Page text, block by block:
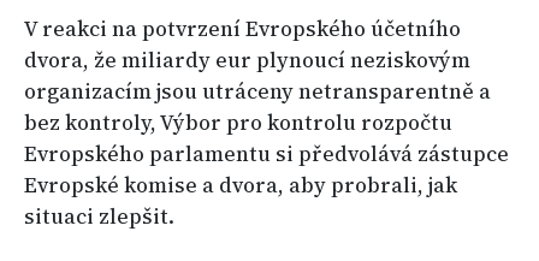
V reakci na potvrzení Evropského účetního
dvora, že miliardy eur plynoucí neziskovým
organizacím jsou utráceny netransparentně a
bez kontroly, Výbor pro kontrolu rozpočtu
Evropského parlamentu si předvolává zástupce
Evropské komise a dvora, aby probrali, jak
situaci zlepšit.